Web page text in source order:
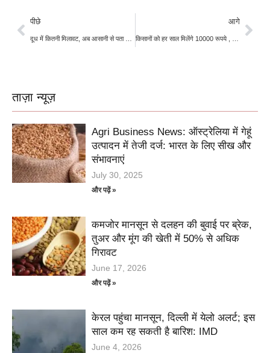
पीछे आगे
ताज़ा न्यूज़
Agri Business News: ऑस्ट्रेलिया में गेहूं
उत्पादन में तेजी दर्ज: भारत के लिए सीख और
संभावनाएं
July 30, 2025
और पढ़ें »
कमजोर मानसून से दलहन की बुवाई पर ब्रेक,
तुअर और मूंग की खेती में 50% से अधिक
गिरावट
June 17, 2026
और पढ़ें »
केरल पहुंचा मानसून, दिल्ली में येलो अलर्ट; इस
साल कम रह सकती है बारिश: IMD
June 4, 2026